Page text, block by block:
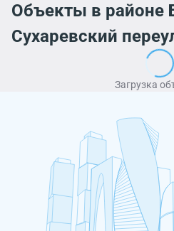
Объекты в районе
Сухаревский
Загрузка